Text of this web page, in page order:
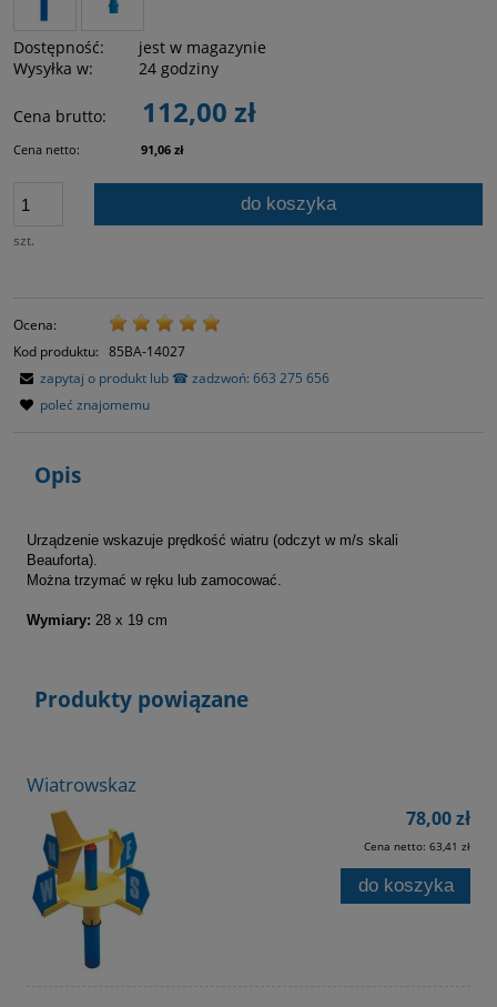
Dostępność:
jest w magazynie
Wysyłka w:
24 godziny
Cena brutto: 112,00 zł
Cena netto: 91,06 zł
szt.
do koszyka
Ocena:
Kod produktu: 85BA-14027
zapytaj o produkt lub ☎ zadzwoń: 663 275 656
poleć znajomemu
Opis
Urządzenie wskazuje prędkość wiatru (odczyt w m/s skali
Beauforta).
Można trzymać w ręku lub zamocować.
Wymiary: 28 x 19 cm
Produkty powiązane
Wiatrowskaz
78,00 zł
Cena netto: 63,41 zł
do koszyka